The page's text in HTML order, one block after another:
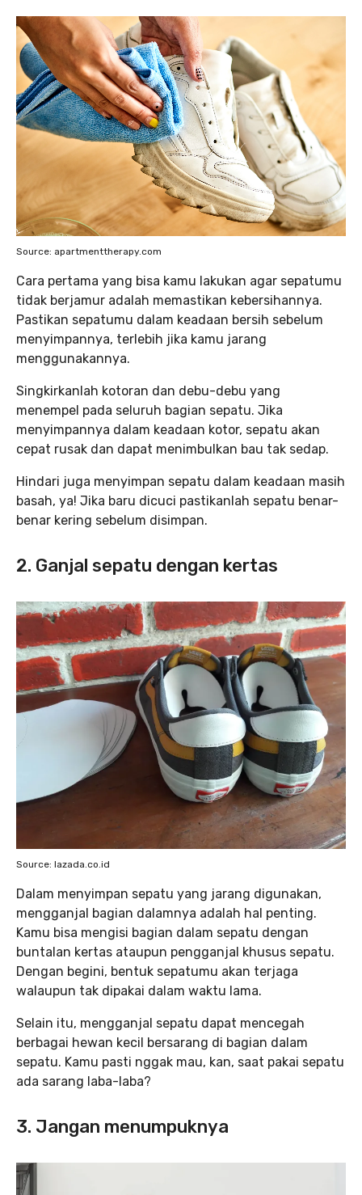
Source: apartmenttherapy.com
Cara pertama yang bisa kamu lakukan agar sepatumu
tidak berjamur adalah memastikan kebersihannya.
Pastikan sepatumu dalam keadaan bersih sebelum
menyimpannya, terlebih jika kamu jarang
menggunakannya.
Singkirkanlah kotoran dan debu-debu yang
menempel pada seluruh bagian sepatu. Jika
menyimpannya dalam keadaan kotor, sepatu akan
cepat rusak dan dapat menimbulkan bau tak sedap.
Hindari juga menyimpan sepatu dalam keadaan masih
basah, ya! Jika baru dicuci pastikanlah sepatu benar-
benar kering sebelum disimpan.
2. Ganjal sepatu dengan kertas
Source: lazada.co.id
Dalam menyimpan sepatu yang jarang digunakan,
mengganjal bagian dalamnya adalah hal penting.
Kamu bisa mengisi bagian dalam sepatu dengan
buntalan kertas ataupun pengganjal khusus sepatu.
Dengan begini, bentuk sepatumu akan terjaga
walaupun tak dipakai dalam waktu lama.
Selain itu, mengganjal sepatu dapat mencegah
berbagai hewan kecil bersarang di bagian dalam
sepatu. Kamu pasti nggak mau, kan, saat pakai sepatu
ada sarang laba-laba?
3. Jangan menumpuknya